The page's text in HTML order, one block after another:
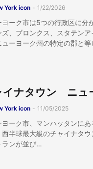
York icon - 1/22/2026
ヨーク市は5つの行政区に分
ズ、ブロンクス、スタテン
ューヨーク州の特定の郡と
イナタウン ニュ
York icon - 11/05/2025
ヨーク市、マンハッタンに
西半球最大級のチャイナタ
ランが並び…